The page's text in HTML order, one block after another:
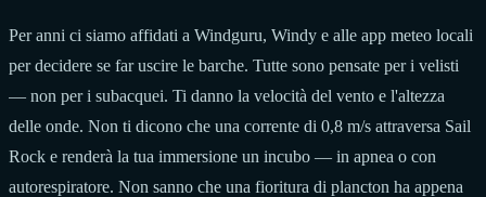
Per anni ci siamo affidati a Windguru, Windy e alle app meteo locali
per decidere se far uscire le barche. Tutte sono pensate per i velisti
— non per i subacquei. Ti danno la velocità del vento e l'altezza
delle onde. Non ti dicono che una corrente di 0,8 m/s attraversa Sail
Rock e renderà la tua immersione un incubo — in apnea o con
autorespiratore. Non sanno che una fioritura di plancton ha appena